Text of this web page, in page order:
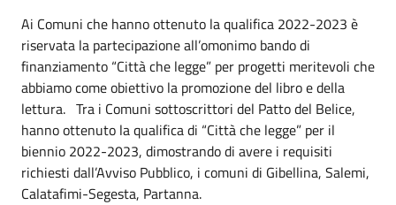
Ai Comuni che hanno ottenuto la qualifica 2022-2023 è
riservata la partecipazione all’omonimo bando di
finanziamento “Città che legge” per progetti meritevoli che
abbiamo come obiettivo la promozione del libro e della
lettura. Tra i Comuni sottoscrittori del Patto del Belice,
hanno ottenuto la qualifica di “Città che legge” per il
biennio 2022-2023, dimostrando di avere i requisiti
richiesti dall’Avviso Pubblico, i comuni di Gibellina, Salemi,
Calatafimi-Segesta, Partanna.